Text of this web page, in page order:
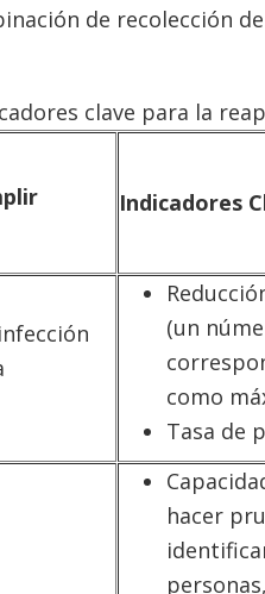
de recolección
clave para la
Indicadores
(un
como
Tasa de
hacer